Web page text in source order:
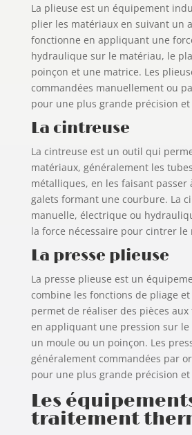
La plieuse est un équipement
plier les matériaux en suivant un
fonctionne en appliquant une
hydraulique sur le matériau, le
poinçon et une matrice. Les
commandées manuellement ou
pour une plus grande précision
La cintreuse
La cintreuse est un outil qui
matériaux, généralement les
métalliques, en les faisant passer
galets formant une courbure. La
manuelle, électrique ou
la force nécessaire pour cintrer le
La presse plieuse
La presse plieuse est un
combine les fonctions de pliage
permet de réaliser des pièces aux
en appliquant une pression sur
un moule ou un poinçon. Les
généralement commandées par
pour une plus grande précision
Les
traitement